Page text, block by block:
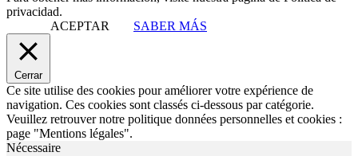
privacidad.
ACEPTAR
SABER MÁS
Cerrar
Ce site utilise des cookies pour améliorer votre expérience de
navigation. Ces cookies sont classés ci-dessous par catégorie.
Veuillez retrouver notre politique données personnelles et cookies :
page "Mentions légales".
Nécessaire